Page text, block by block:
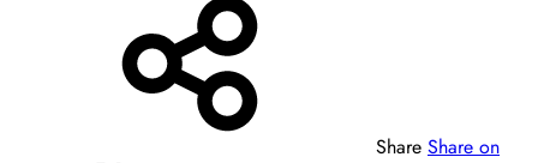
Share Share on